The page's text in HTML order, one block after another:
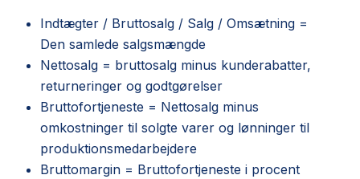
Indtægter / Bruttosalg / Salg / Omsætning =
Den samlede salgsmængde
Nettosalg = bruttosalg minus kunderabatter,
returneringer og godtgørelser
Bruttofortjeneste = Nettosalg minus
omkostninger til solgte varer og lønninger til
produktionsmedarbejdere
Bruttomargin = Bruttofortjeneste i procent